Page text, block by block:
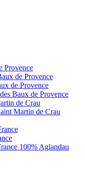
Provence
de Provence
de Provence
Baux de Provence
de Crau
Martin de Crau
100% Aglandau